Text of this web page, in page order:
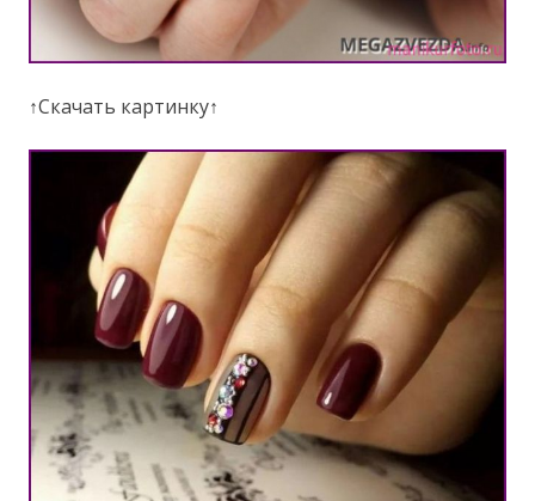
↑Скачать картинку↑